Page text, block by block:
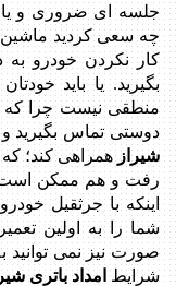
جلسه ای ضروری و یا
چه سعی کردید
کار نکردن خودرو به
بگیرید. یا باید
منطقی نیست چرا که
دوستی تماس بگیرید و
شیراز همراهی کند؛
رفت و هم ممکن است
اینکه با جرثقیل
شما را به اولین
صورت نیز نمی توانید
شرایط امداد باتری